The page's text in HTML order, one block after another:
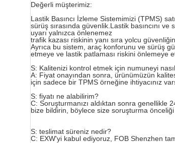
Değerli müşterimiz:
Lastik Basıncı İzleme Sistemimizi (TPMS)
sürüş sırasında güvenlik.Lastik basıncını
uyarı yalnızca önlenemez
trafik kazası riskinin yanı sıra yolcu
Ayrıca bu sistem, araç konforunu ve sürüş
etmeye ve lastik patlaması riskini önlemeye
S: Kalitenizi kontrol etmek için numuneyi
A: Fiyat onayından sonra, ürünümüzün
için sadece bir TPMS örneğine ihtiyacınız
S: fiyatı ne alabilirim?
C: Soruşturmanızı aldıktan sonra genellikle
bize bildirin, böylece size soruşturma önceliği
S: teslimat süreniz nedir?
C: EXW'yi kabul ediyoruz, FOB Shenzhen